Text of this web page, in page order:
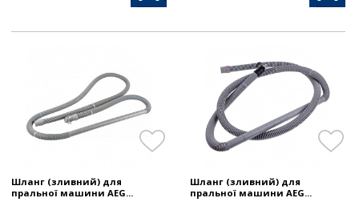
Шланг (зливний) для
пральної машини AEG...
Шланг (зливний) для
пральної машини AEG...